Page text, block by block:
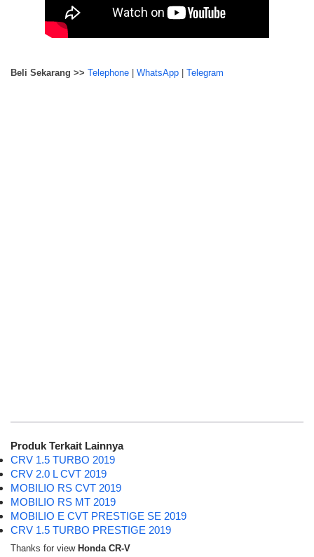
Beli Sekarang >> Telephone WhatsApp Telegram
Produk Terkait Lainnya
CRV 1.5 TURBO 2019
CRV 2.0 L CVT 2019
MOBILIO RS CVT 2019
MOBILIO RS MT 2019
MOBILIO E CVT PRESTIGE SE 2019
CRV 1.5 TURBO PRESTIGE 2019
Thanks for view Honda CR-V